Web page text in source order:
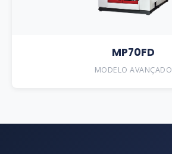
MP70FD
MODELO AVANÇADO